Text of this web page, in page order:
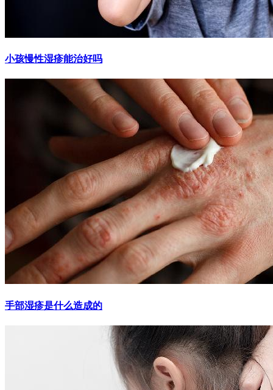
小孩慢性湿疹能治好吗
手部湿疹是什么造成的